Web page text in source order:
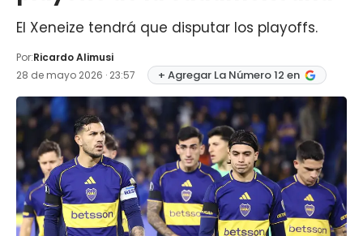
El Xeneize tendrá que disputar los playoffs.
Por:Ricardo Alimusi
28 de mayo 2026 · 23:57
+ Agregar La Número 12 en